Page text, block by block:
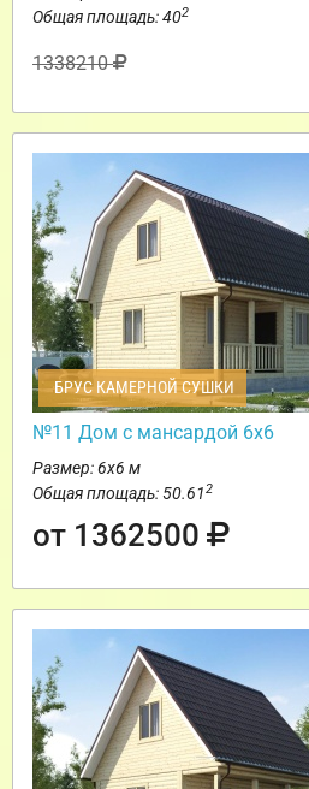
Общая площадь: 402
1338210
БРУС КАМЕРНОЙ СУШКИ
№11 Дом с мансардой 6х6
Размер: 6х6 м
Общая площадь: 50.612
от 1362500